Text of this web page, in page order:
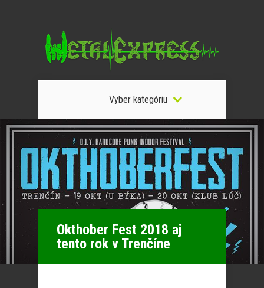
Vyber kategóriu
Okthober Fest 2018 aj
tento rok v Trenčíne